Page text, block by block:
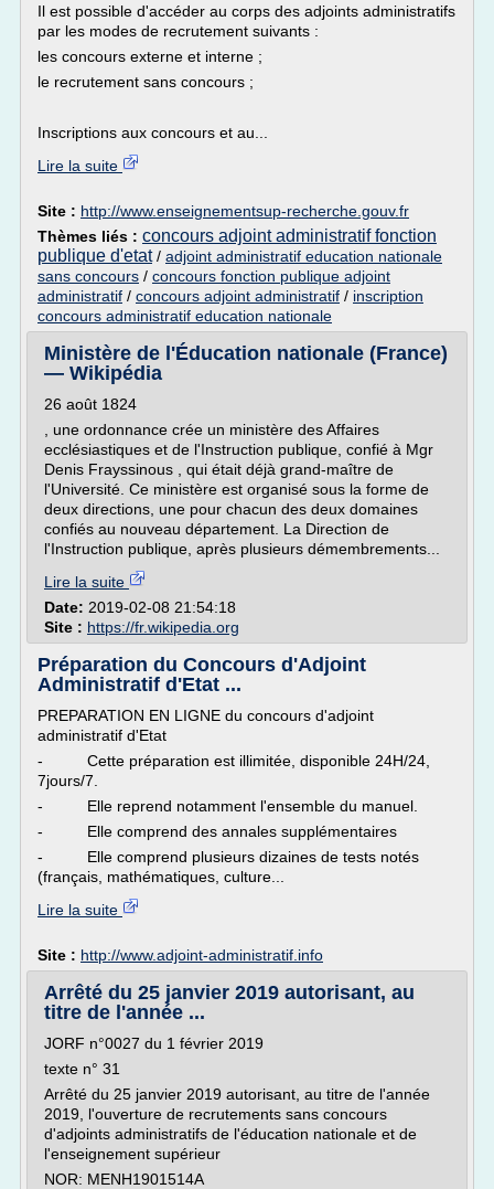
Il est possible d'accéder au corps des adjoints administratifs
par les modes de recrutement suivants :
les concours externe et interne ;
le recrutement sans concours ;
Inscriptions aux concours et au...
Lire la suite
Site : http://www.enseignementsup-recherche.gouv.fr
Thèmes liés : concours adjoint administratif fonction
publique d'etat/ adjoint administratif education nationale
sans concours / concours fonction publique adjoint
administratif / concours adjoint administratif / inscription
concours administratif education nationale
Ministère de l'Éducation nationale (France)
— Wikipédia
26 août 1824
, une ordonnance crée un ministère des Affaires
ecclésiastiques et de l'Instruction publique, confié à Mgr
Denis Frayssinous , qui était déjà grand-maître de
l'Université. Ce ministère est organisé sous la forme de
deux directions, une pour chacun des deux domaines
confiés au nouveau département. La Direction de
l'Instruction publique, après plusieurs démembrements...
Lire la suite
Date: 2019-02-08 21:54:18
Site : https://fr.wikipedia.org
Préparation du Concours d'Adjoint
Administratif d'Etat ...
PREPARATION EN LIGNE du concours d'adjoint
administratif d'Etat
- Cette préparation est illimitée, disponible 24H/24,
7jours/7.
- Elle reprend notamment l'ensemble du manuel.
- Elle comprend des annales supplémentaires
- Elle comprend plusieurs dizaines de tests notés
(français, mathématiques, culture...
Lire la suite
Site : http://www.adjoint-administratif.info
Arrêté du 25 janvier 2019 autorisant, au
titre de l'année ...
JORF n°0027 du 1 février 2019
texte n° 31
Arrêté du 25 janvier 2019 autorisant, au titre de l'année
2019, l'ouverture de recrutements sans concours
d'adjoints administratifs de l'éducation nationale et de
l'enseignement supérieur
NOR: MENH1901514A